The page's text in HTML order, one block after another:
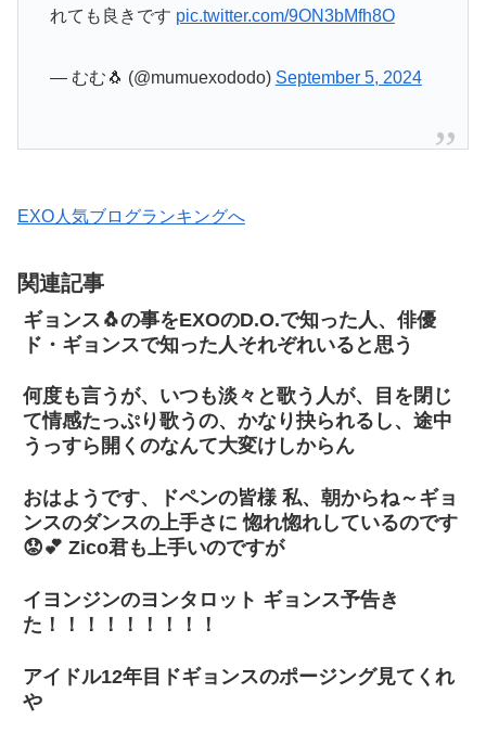
れても良きです pic.twitter.com/9ON3bMfh8O
— むむ🐧 (@mumuexododo) September 5, 2024
EXO人気ブログランキングへ
関連記事
ギョンス🐧の事をEXOのD.O.で知った人、俳優
ド・ギョンスで知った人それぞれいると思う
何度も言うが、いつも淡々と歌う人が、目を閉じ
て情感たっぷり歌うの、かなり抉られるし、途中
うっすら開くのなんて大変けしからん
おはようです、ドペンの皆様 私、朝からね～ギョ
ンスのダンスの上手さに 惚れ惚れしているのです
😟💕 Zico君も上手いのですが
イヨンジンのヨンタロット ギョンス予告き
た！！！！！！！！！
アイドル12年目ドギョンスのポージング見てくれ
や